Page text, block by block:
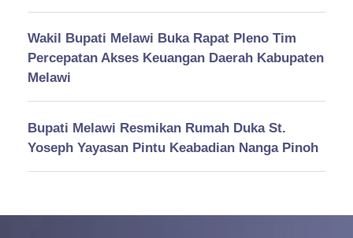
Wakil Bupati Melawi Buka Rapat Pleno Tim
Percepatan Akses Keuangan Daerah Kabupaten
Melawi
Bupati Melawi Resmikan Rumah Duka St.
Yoseph Yayasan Pintu Keabadian Nanga Pinoh